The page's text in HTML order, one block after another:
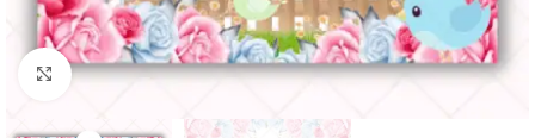
Clique para ampliar